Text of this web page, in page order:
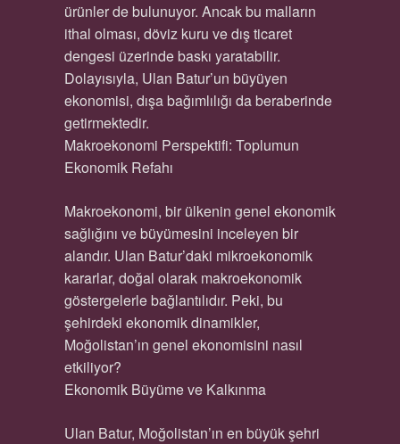
ürünler de bulunuyor. Ancak bu malların
ithal olması, döviz kuru ve dış ticaret
dengesi üzerinde baskı yaratabilir.
Dolayısıyla, Ulan Batur’un büyüyen
ekonomisi, dışa bağımlılığı da beraberinde
getirmektedir.
Makroekonomi Perspektifi: Toplumun
Ekonomik Refahı
Makroekonomi, bir ülkenin genel ekonomik
sağlığını ve büyümesini inceleyen bir
alandır. Ulan Batur’daki mikroekonomik
kararlar, doğal olarak makroekonomik
göstergelerle bağlantılıdır. Peki, bu
şehirdeki ekonomik dinamikler,
Moğolistan’ın genel ekonomisini nasıl
etkiliyor?
Ekonomik Büyüme ve Kalkınma
Ulan Batur, Moğolistan’ın en büyük şehri